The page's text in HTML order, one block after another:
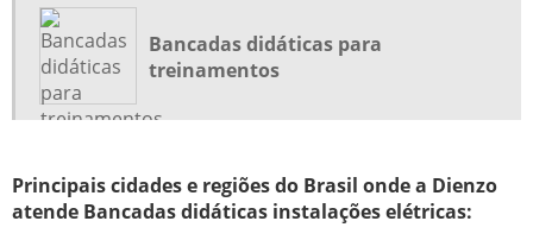
KITS EDUCACIONAIS DE TECNOLOGIA
MALETA DIDÁTICA
MALETA DIDÁTICA PARA INSTALAÇÕES ELÉTRICAS
PAINEL DIDÁTICO
PAINEL DIDÁTICO CLP
Bancadas didáticas para
treinamentos
Principais cidades e regiões do Brasil onde a Dienzo
atende Bancadas didáticas instalações elétricas: